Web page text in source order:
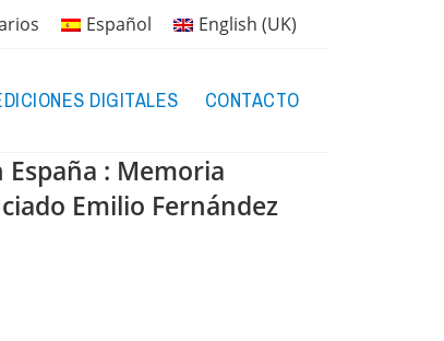
Español English (UK)
DIGITALES CONTACTO
: Memoria
Emilio Fernández